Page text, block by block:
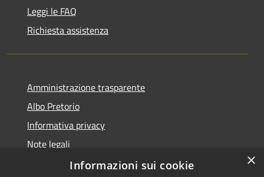
Leggi le FAQ
Richiesta assistenza
Amministrazione trasparente
Albo Pretorio
Informativa privacy
Note legali
Dichiarazione di accessibilità
×
Informazioni sui cookie